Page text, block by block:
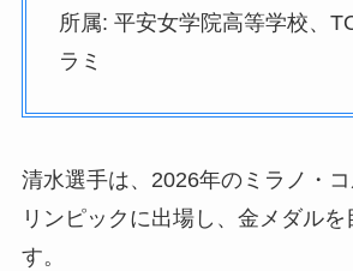
所属: 平安女学院高等学校、
ラミ
清水選手は、2026年のミラノ・
リンピックに出場し、金メダルを
す。